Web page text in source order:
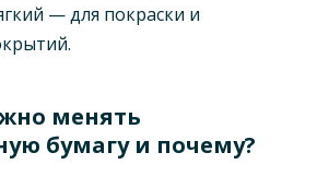
— для покраски и
менять
бумагу и почему?